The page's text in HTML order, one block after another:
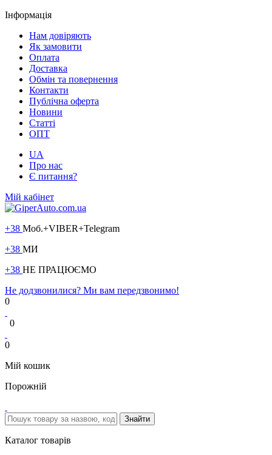
Інформація
Нам довіряють
Як замовити
Оплата
Доставка
Обмін та повернення
Контакти
Публічна оферта
Новини
Статті
ОПТ
UA
Про нас
Є питання?
Мій кабінет
+38 Моб.+VIBER+Telegram
+38 МИ
+38 НЕ ПРАЦЮЄМО
Не додзвонилися? Ми вам передзвонимо!
0
0
0
Мій кошик
Порожній
Каталог товарів